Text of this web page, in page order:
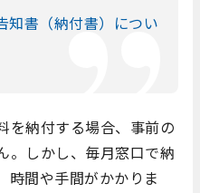
知書（納付書）につい
を納付する場合、事前の
。しかし、毎月窓口で納
時間や手間がかかりま